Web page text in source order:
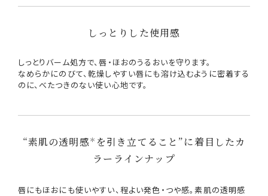
しっとりした使用感
しっとりバーム処方で、唇・ほおのうるおいを守ります。
なめらかにのびて、乾燥しやすい唇にも溶け込むように密着する
のに、べたつきのない使い心地です。
“素肌の透明感＊ を引き立てること”に着目したカ
ラーラインナップ
唇にもほおにも使いやすい、程よい発色・つや感。素肌の透明感